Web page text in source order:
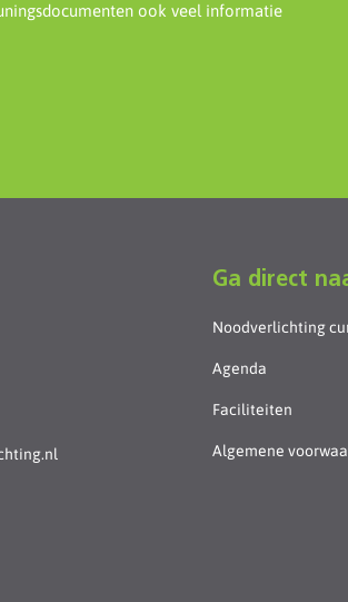
ook veel informatie
Ga direct
Noodverlichting
Agenda
Faciliteiten
Algemene